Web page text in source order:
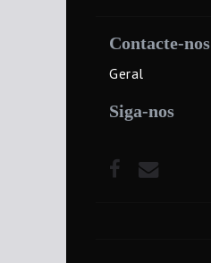
Contacte-nos
Geral
Siga-nos